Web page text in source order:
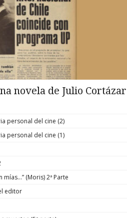
novela de Julio Cortázar
personal del cine (2)
personal del cine (1)
(Moris) 2ª Parte
editor